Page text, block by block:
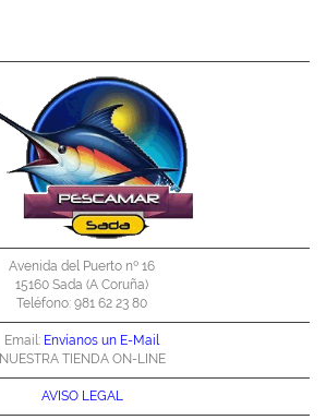
Avenida del Puerto nº 16
15160 Sada (A Coruña)
Teléfono: 981 62 23 80
Email: Envíanos un E-Mail
NUESTRA TIENDA ON-LINE
AVISO LEGAL